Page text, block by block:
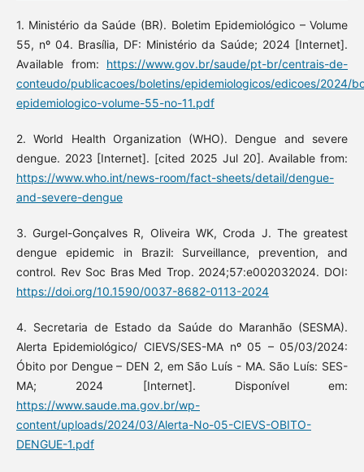
1. Ministério da Saúde (BR). Boletim Epidemiológico – Volume
55, nº 04. Brasília, DF: Ministério da Saúde; 2024 [Internet].
Available from: https://www.gov.br/saude/pt-br/centrais-de-
conteudo/publicacoes/boletins/epidemiologicos/edicoes/2024/
epidemiologico-volume-55-no-11.pdf
2. World Health Organization (WHO). Dengue and severe
dengue. 2023 [Internet]. [cited 2025 Jul 20]. Available from:
https://www.who.int/news-room/fact-sheets/detail/dengue-
and-severe-dengue
3. Gurgel-Gonçalves R, Oliveira WK, Croda J. The greatest
dengue epidemic in Brazil: Surveillance, prevention, and
control. Rev Soc Bras Med Trop. 2024;57:e002032024. DOI:
https://doi.org/10.1590/0037-8682-0113-2024
4. Secretaria de Estado da Saúde do Maranhão (SESMA).
Alerta Epidemiológico/ CIEVS/SES-MA nº 05 – 05/03/2024:
Óbito por Dengue – DEN 2, em São Luís - MA. São Luís: SES-
MA; 2024 [Internet]. Disponível em:
https://www.saude.ma.gov.br/wp-
content/uploads/2024/03/Alerta-No-05-CIEVS-OBITO-
DENGUE-1.pdf